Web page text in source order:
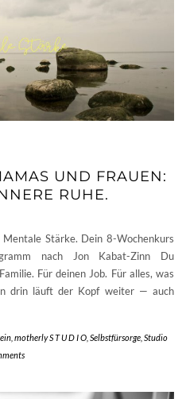
UND FRAUEN:
RUHE.
Stärke. Dein 8-Wochenkurs
nach Jon Kabat-Zinn Du
Für deinen Job. Für alles, was
drin läuft der Kopf weiter — auch
motherly S T U D I O Selbstfürsorge Studio